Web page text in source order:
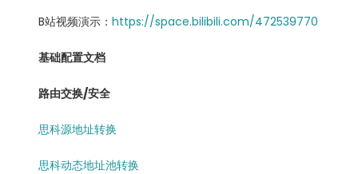
B站视频演示：https://space.bilibili.com/472539770
基础配置文档
路由交换/安全
思科源地址转换
思科动态地址池转换